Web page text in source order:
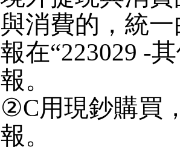
與消費的，統
報在“223029 -
報。
②C用現鈔購買
報。